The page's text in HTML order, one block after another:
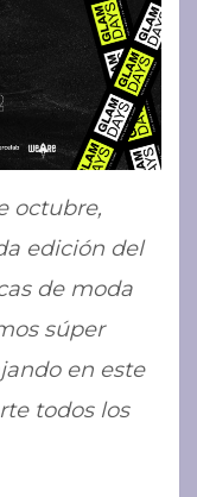
octubre,
edición del
de moda
súper
en este
todos los